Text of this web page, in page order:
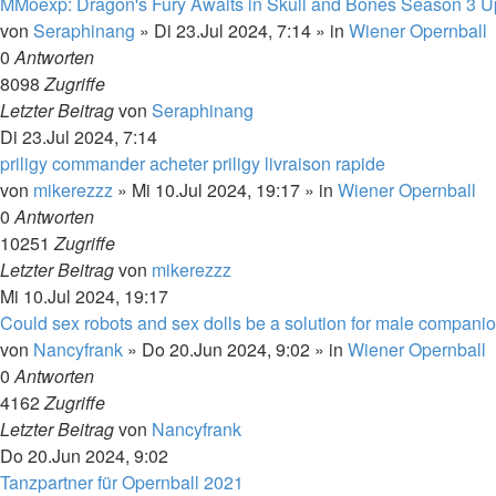
von Seraphinang » Di 23.Jul 2024, 7:14 » in Wiener Opernball
0Antworten
8098Zugriffe
Letzter Beitragvon Seraphinang
Di 23.Jul 2024, 7:14
priligy commander acheter priligy livraison rapide
von mikerezzz » Mi 10.Jul 2024, 19:17 » in Wiener Opernball
0Antworten
10251Zugriffe
Letzter Beitragvon mikerezzz
Mi 10.Jul 2024, 19:17
Could sex robots and sex dolls be a solution for male
von Nancyfrank » Do 20.Jun 2024, 9:02 » in Wiener Opernball
0Antworten
4162Zugriffe
Letzter Beitragvon Nancyfrank
Do 20.Jun 2024, 9:02
Tanzpartner für Opernball 2021